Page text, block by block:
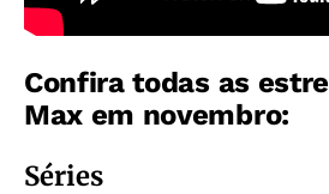
Confira todas as
Max em novembro:
Séries